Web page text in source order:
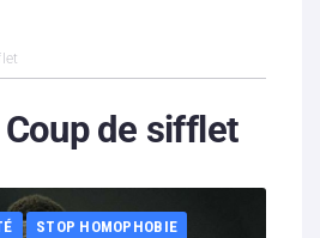
Coup de sifflet
STOP HOMOPHOBIE